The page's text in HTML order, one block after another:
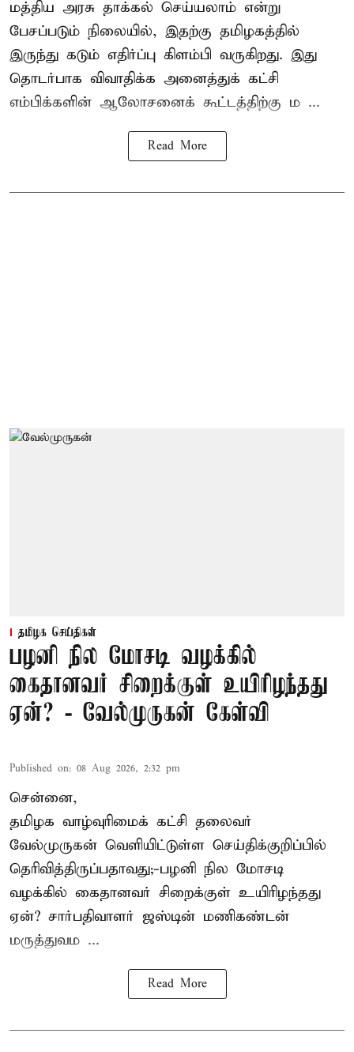
மத்திய அரசு தாக்கல் செய்யலாம் என்று
பேசப்படும் நிலையில், இதற்கு தமிழகத்தில்
இருந்து கடும் எதிர்ப்பு கிளம்பி வருகிறது. இது
தொடர்பாக விவாதிக்க அனைத்துக் கட்சி
எம்பிக்களின் ஆலோசனைக் கூட்டத்திற்கு ம ...
Read More
தமிழக செய்திகள்
பழனி நில மோசடி வழக்கில்
கைதானவர் சிறைக்குள் உயிரிழந்தது
ஏன்? - வேல்முருகன் கேள்வி
Published on: 08 Aug 2026, 2:32 pm
சென்னை,
தமிழக வாழ்வுரிமைக் கட்சி தலைவர்
வேல்முருகன் வெளியிட்டுள்ள செய்திக்குறிப்பில்
தெரிவித்திருப்பதாவது;-பழனி நில மோசடி
வழக்கில் கைதானவர் சிறைக்குள் உயிரிழந்தது
ஏன்? சார்பதிவாளர் ஜஸ்டின் மணிகண்டன்
மருத்துவம ...
Read More